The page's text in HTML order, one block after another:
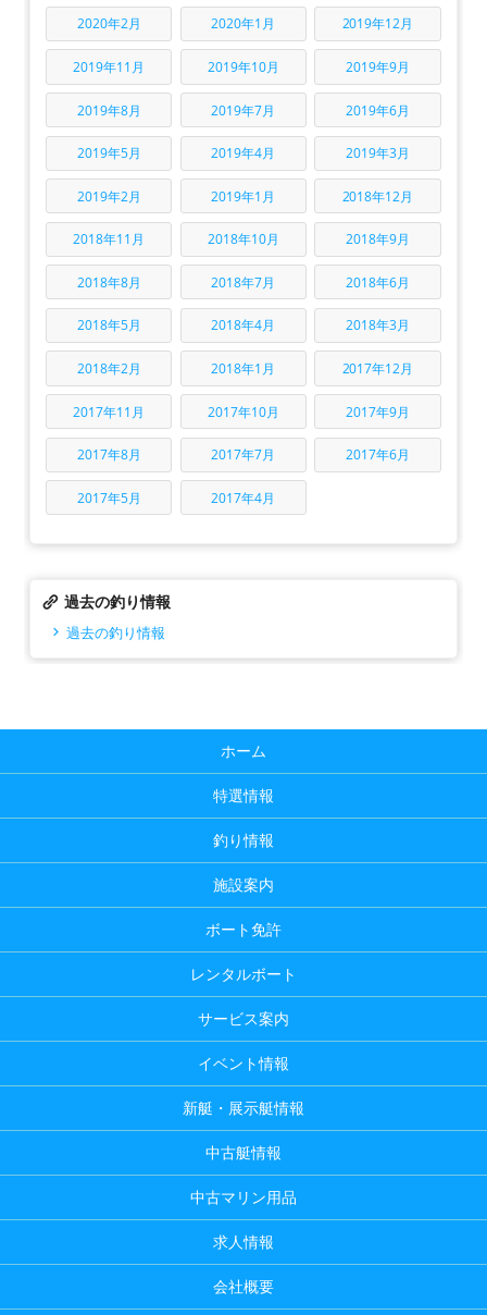
2020年2月 2020年1月 2019年12月
2019年11月 2019年10月 2019年9月
2019年8月 2019年7月 2019年6月
2019年5月 2019年4月 2019年3月
2019年2月 2019年1月 2018年12月
2018年11月 2018年10月 2018年9月
2018年8月 2018年7月 2018年6月
2018年5月 2018年4月 2018年3月
2018年2月 2018年1月 2017年12月
2017年11月 2017年10月 2017年9月
2017年8月 2017年7月 2017年6月
2017年5月 2017年4月
過去の釣り情報
過去の釣り情報
ホーム
特選情報
釣り情報
施設案内
ボート免許
レンタルボート
サービス案内
イベント情報
新艇・展示艇情報
中古艇情報
中古マリン用品
求人情報
会社概要